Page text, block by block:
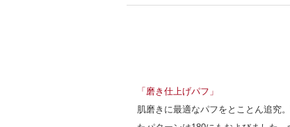
「磨き仕上げパフ」
肌磨きに最適なパフをとことん追究